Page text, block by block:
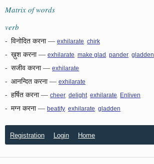
Matrix of words
verb
- विनोदित करना— exhilarate chirk
- ख़ुश करना— exhilarate make glad pander gladden
- सजीव करना— exhilarate
- आनन्दित करना— exhilarate
- हर्षित करना— cheer delight exhilarate Enliven
- मग्न करना— beatify exhilarate gladden
Registration Login Home